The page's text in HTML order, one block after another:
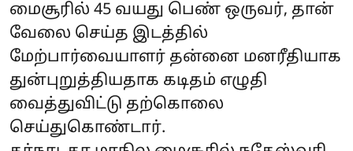
மைசூரில் 45 வயது பெண் ஒருவர், தான்
வேலை செய்த இடத்தில்
மேற்பார்வையாளர் தன்னை மனரீதியாக
துன்புறுத்தியதாக கடிதம் எழுதி
வைத்துவிட்டு தற்கொலை
செய்துகொண்டார்.